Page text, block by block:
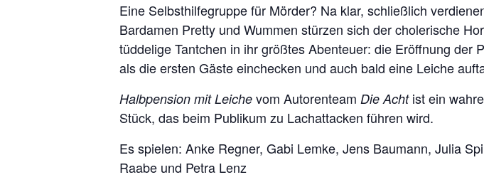
Eine Selbsthilfegruppe für Mörder? Na klar, schließlich
Bardamen Pretty und Wummen stürzen sich der cholerische
tüddelige Tantchen in ihr größtes Abenteuer: die Eröffnung der
als die ersten Gäste einchecken und auch bald eine Leiche
Halbpension mit Leiche vom Autorenteam Die Achtist ein
Stück, das beim Publikum zu Lachattacken führen wird.
Es spielen: Anke Regner, Gabi Lemke, Jens Baumann, Julia
Raabe und Petra Lenz